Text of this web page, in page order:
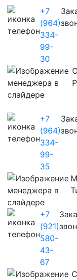
+7
(964)
334-
99-
30
+7
(964)
334-
99-
35
+7
(921)
580-
43-
67